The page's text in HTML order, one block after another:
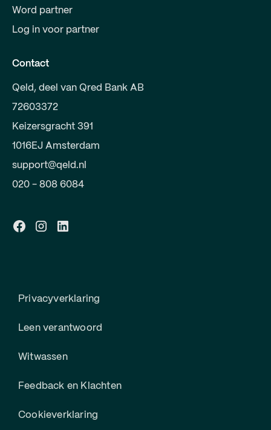
Word partner
Log in voor partner
Contact
Qeld, deel van Qred Bank AB
72603372
Keizersgracht 391
1016EJ Amsterdam
support@qeld.nl
020 - 808 6084
Privacyverklaring
Leen verantwoord
Witwassen
Feedback en Klachten
Cookieverklaring